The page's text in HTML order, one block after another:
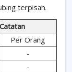
terpisah.
Catatan
Per Orang
-
-